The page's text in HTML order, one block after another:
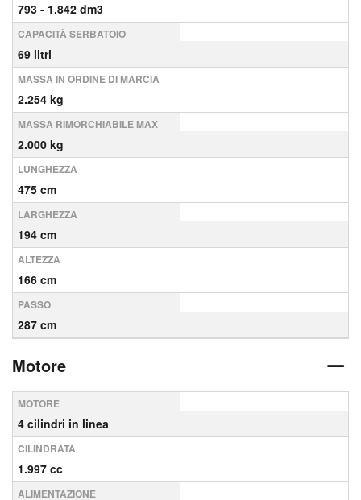
793 - 1.842 dm3
CAPACITÀ SERBATOIO
69 litri
MASSA IN ORDINE DI MARCIA
2.254 kg
MASSA RIMORCHIABILE MAX
2.000 kg
LUNGHEZZA
475 cm
LARGHEZZA
194 cm
ALTEZZA
166 cm
PASSO
287 cm
Motore
MOTORE
4 cilindri in linea
CILINDRATA
1.997 cc
ALIMENTAZIONE